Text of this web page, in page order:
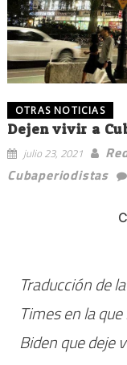
OTRAS NOTICIAS
Dejen vivir a
julio 23, 2021
Cubaperiodistas
Traducción de
Times en la
Biden que deje